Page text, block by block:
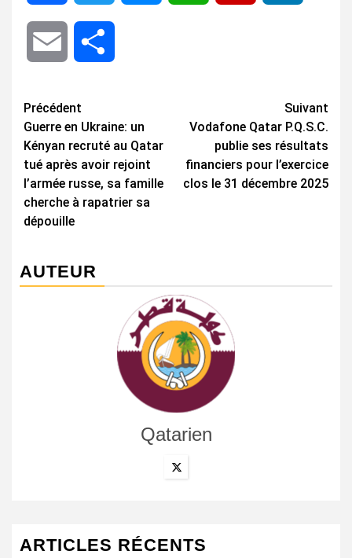
Email
Navigation
d’article
Précédent
Guerre en Ukraine: un
Kényan recruté au Qatar
tué après avoir rejoint
l’armée russe, sa famille
cherche à rapatrier sa
dépouille
Suivant
Vodafone Qatar P.Q.S.C.
publie ses résultats
financiers pour l’exercice
clos le 31 décembre 2025
AUTEUR
Qatarien
ARTICLES RÉCENTS